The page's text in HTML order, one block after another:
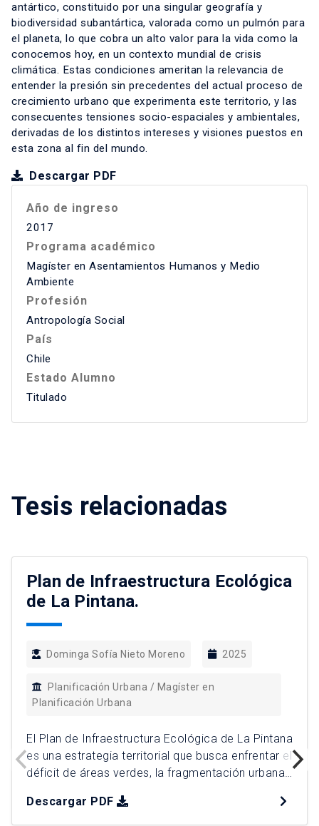
antártico, constituido por una singular geografía y
biodiversidad subantártica, valorada como un pulmón para
el planeta, lo que cobra un alto valor para la vida como la
conocemos hoy, en un contexto mundial de crisis
climática. Estas condiciones ameritan la relevancia de
entender la presión sin precedentes del actual proceso de
crecimiento urbano que experimenta este territorio, y las
consecuentes tensiones socio-espaciales y ambientales,
derivadas de los distintos intereses y visiones puestos en
esta zona al fin del mundo.
Descargar PDF
Año de ingreso
2017
Programa académico
Magíster en Asentamientos Humanos y Medio
Ambiente
Profesión
Antropología Social
País
Chile
Estado Alumno
Titulado
Tesis relacionadas
Plan de Infraestructura Ecológica
de La Pintana.
Dominga Sofía Nieto Moreno 2025
Planificación Urbana / Magíster en
Planificación Urbana
El Plan de Infraestructura Ecológica de La Pintana
es una estrategia territorial que busca enfrentar el
déficit de áreas verdes, la fragmentación urbana
han afectado a la comuna. A través de un
Descargar PDF